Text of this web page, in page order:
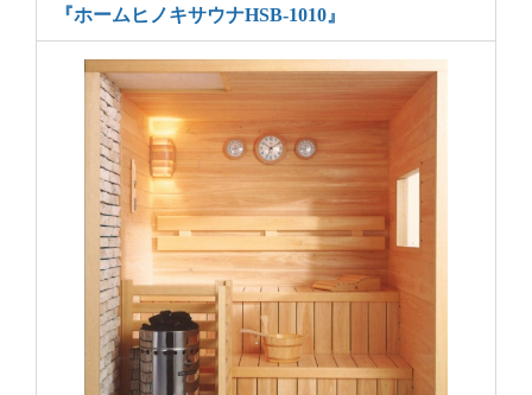
『ホームヒノキサウナHSB-1010』